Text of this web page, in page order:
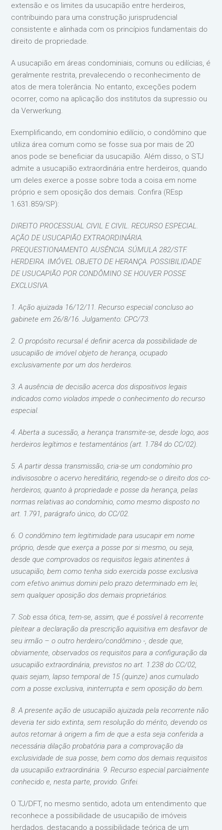
extensão e os limites da usucapião entre herdeiros,
contribuindo para uma construção jurisprudencial
consistente e alinhada com os princípios fundamentais do
direito de propriedade.
A usucapião em áreas condominiais, comuns ou edilícias, é
geralmente restrita, prevalecendo o reconhecimento de
atos de mera tolerância. No entanto, exceções podem
ocorrer, como na aplicação dos institutos da supressio ou
da Verwerkung.
Exemplificando, em condomínio edilício, o condômino que
utiliza área comum como se fosse sua por mais de 20
anos pode se beneficiar da usucapião. Além disso, o STJ
admite a usucapião extraordinária entre herdeiros, quando
um deles exerce a posse sobre toda a coisa em nome
próprio e sem oposição dos demais. Confira (REsp
1.631.859/SP):
DIREITO PROCESSUAL CIVIL E CIVIL. RECURSO ESPECIAL.
AÇÃO DE USUCAPIÃO EXTRAORDINÁRIA.
PREQUESTIONAMENTO. AUSÊNCIA. SÚMULA 282/STF.
HERDEIRA. IMÓVEL OBJETO DE HERANÇA. POSSIBILIDADE
DE USUCAPIÃO POR CONDÔMINO SE HOUVER POSSE
EXCLUSIVA.
1. Ação ajuizada 16/12/11. Recurso especial concluso ao
gabinete em 26/8/16. Julgamento: CPC/73.
2. O propósito recursal é definir acerca da possibilidade de
usucapião de imóvel objeto de herança, ocupado
exclusivamente por um dos herdeiros.
3. A ausência de decisão acerca dos dispositivos legais
indicados como violados impede o conhecimento do recurso
especial.
4. Aberta a sucessão, a herança transmite-se, desde logo, aos
herdeiros legítimos e testamentários (art. 1.784 do CC/02).
5. A partir dessa transmissão, cria-se um condomínio pro
indivisosobre o acervo hereditário, regendo-se o direito dos co-
herdeiros, quanto à propriedade e posse da herança, pelas
normas relativas ao condomínio, como mesmo disposto no
art. 1.791, parágrafo único, do CC/02.
6. O condômino tem legitimidade para usucapir em nome
próprio, desde que exerça a posse por si mesmo, ou seja,
desde que comprovados os requisitos legais atinentes à
usucapião, bem como tenha sido exercida posse exclusiva
com efetivo animus domini pelo prazo determinado em lei,
sem qualquer oposição dos demais proprietários.
7. Sob essa ótica, tem-se, assim, que é possível à recorrente
pleitear a declaração da prescrição aquisitiva em desfavor de
seu irmão – o outro herdeiro/condômino -, desde que,
obviamente, observados os requisitos para a configuração da
usucapião extraordinária, previstos no art. 1.238 do CC/02,
quais sejam, lapso temporal de 15 (quinze) anos cumulado
com a posse exclusiva, ininterrupta e sem oposição do bem.
8. A presente ação de usucapião ajuizada pela recorrente não
deveria ter sido extinta, sem resolução do mérito, devendo os
autos retornar à origem a fim de que a esta seja conferida a
necessária dilação probatória para a comprovação da
exclusividade de sua posse, bem como dos demais requisitos
da usucapião extraordinária. 9. Recurso especial parcialmente
conhecido e, nesta parte, provido. Grifei.
O TJ/DFT, no mesmo sentido, adota um entendimento que
reconhece a possibilidade de usucapião de imóveis
herdados, destacando a possibilidade teórica de um